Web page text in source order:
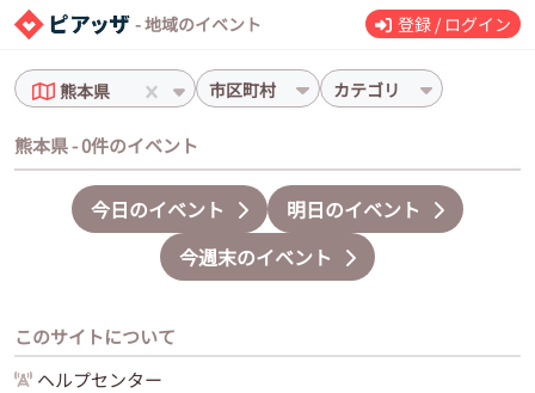
- 地域のイベント 登録 / ログイン
熊本県 市区町村 カテゴリ
熊本県 - 0件のイベント
今日のイベント
明日のイベント
今週末のイベント
このサイトについて
ヘルプセンター